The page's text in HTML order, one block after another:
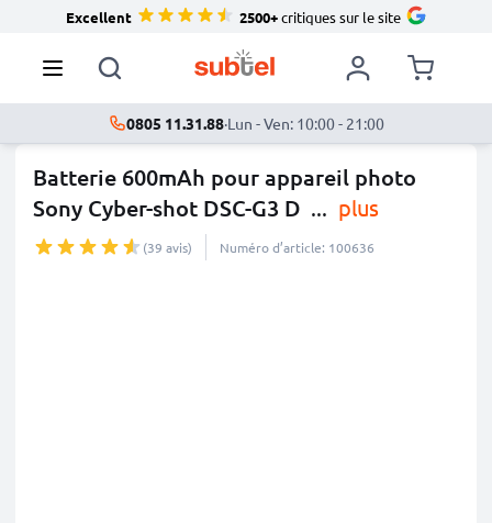
Excellent 2500+critiques sur le site
0805 11.31.88·Lun - Ven: 10:00 - 21:00
Batterie 600mAh pour appareil photo
Sony Cyber-shot DSC-G3 D ... plus
(39 avis) Numéro d’article: 100636